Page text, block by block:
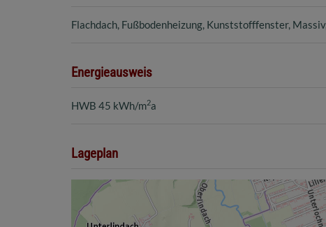
Flachdach Fußbodenheizung Kunststofffenster Massiv
Energieausweis
HWB 45 kWh/m2a
Lageplan